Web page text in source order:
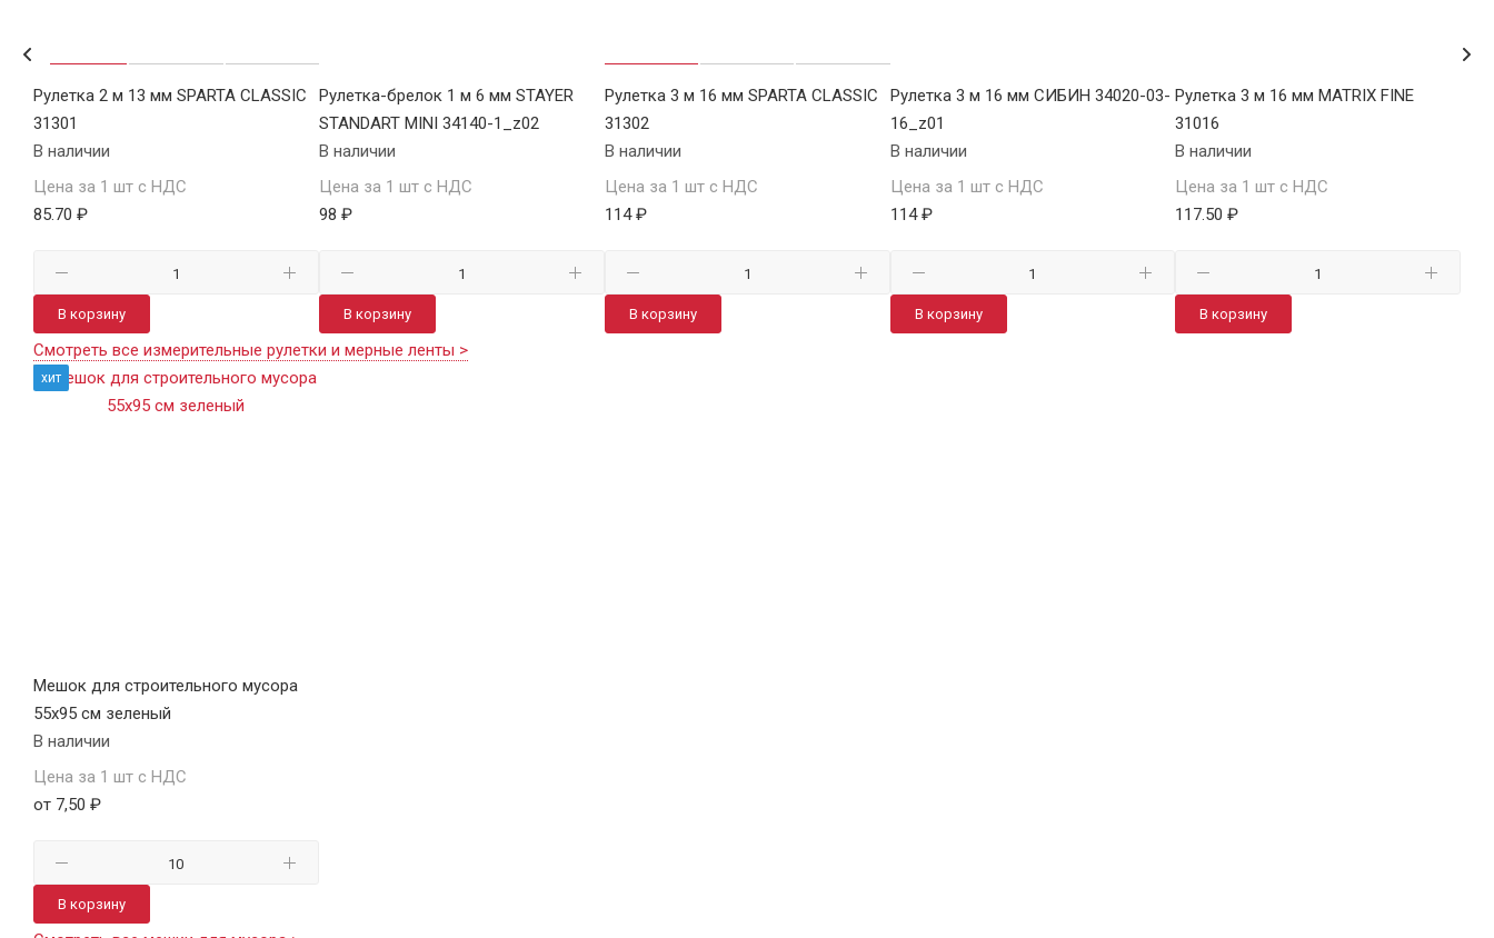
Рулетка 2 м 13 мм SPARTA CLASSIC
31301
В наличии
Цена за 1 шт с НДС
85.70 ₽
В корзину
Рулетка-брелок 1 м 6 мм STAYER
STANDART MINI 34140-1_z02
В наличии
Цена за 1 шт с НДС
98 ₽
В корзину
Рулетка 3 м 16 мм SPARTA CLASSIC
31302
В наличии
Цена за 1 шт с НДС
114 ₽
В корзину
Рулетка 3 м 16 мм СИБИН 34020-03-
16_z01
В наличии
Цена за 1 шт с НДС
114 ₽
В корзину
Рулетка 3 м 16 мм MATRIX FINE
31016
В наличии
Цена за 1 шт с НДС
117.50 ₽
В корзину
Смотреть все измерительные рулетки и мерные ленты >
хит
Мешок для строительного мусора
55х95 см зеленый
В наличии
Цена за 1 шт с НДС
от 7,50 ₽
В корзину